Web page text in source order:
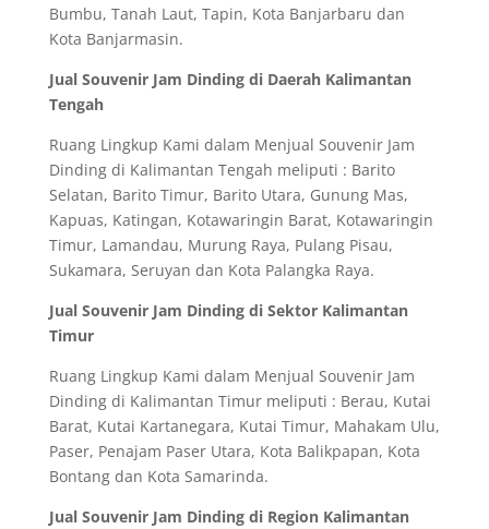
Bumbu, Tanah Laut, Tapin, Kota Banjarbaru dan
Kota Banjarmasin.
Jual Souvenir Jam Dinding di Daerah Kalimantan
Tengah
Ruang Lingkup Kami dalam Menjual Souvenir Jam
Dinding di Kalimantan Tengah meliputi : Barito
Selatan, Barito Timur, Barito Utara, Gunung Mas,
Kapuas, Katingan, Kotawaringin Barat, Kotawaringin
Timur, Lamandau, Murung Raya, Pulang Pisau,
Sukamara, Seruyan dan Kota Palangka Raya.
Jual Souvenir Jam Dinding di Sektor Kalimantan
Timur
Ruang Lingkup Kami dalam Menjual Souvenir Jam
Dinding di Kalimantan Timur meliputi : Berau, Kutai
Barat, Kutai Kartanegara, Kutai Timur, Mahakam Ulu,
Paser, Penajam Paser Utara, Kota Balikpapan, Kota
Bontang dan Kota Samarinda.
Jual Souvenir Jam Dinding di Region Kalimantan